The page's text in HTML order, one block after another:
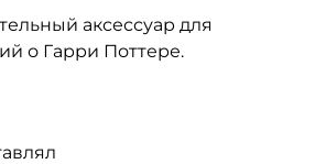
аксессуар для
о Гарри Поттере.